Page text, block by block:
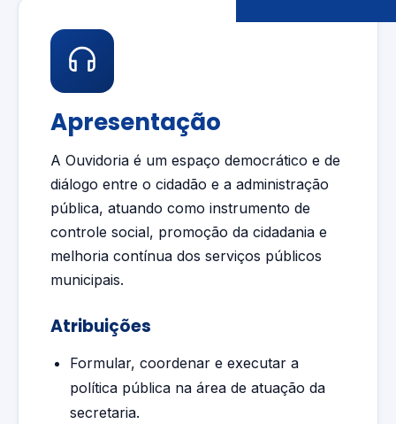
Apresentação
A Ouvidoria é um espaço democrático e de
diálogo entre o cidadão e a administração
pública, atuando como instrumento de
controle social, promoção da cidadania e
melhoria contínua dos serviços públicos
municipais.
Atribuições
Formular, coordenar e executar a
política pública na área de atuação da
secretaria.